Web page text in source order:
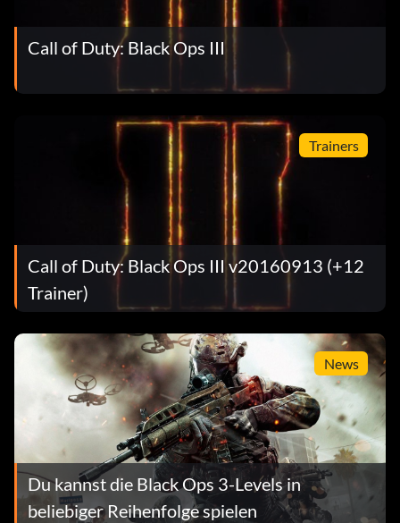
Call of Duty: Black Ops III
Trainers
Call of Duty: Black Ops III v20160913 (+12
Trainer)
News
Du kannst die Black Ops 3-Levels in
beliebiger Reihenfolge spielen